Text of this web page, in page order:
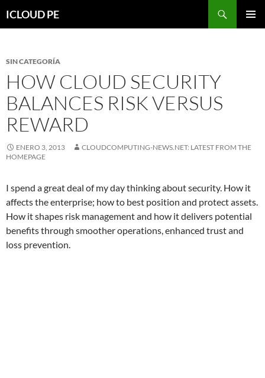
hacia
ICLOUD PE
SIN CATEGORÍA
HOW CLOUD SECURITY
BALANCES RISK VERSUS
REWARD
ENERO 3, 2013
CLOUDCOMPUTING-NEWS.NET: LATEST FROM THE
HOMEPAGE
I spend a great deal of my day thinking about security. How it
affects the enterprise; how to best position and protect assets.
How it shapes risk management and how it delivers potential
benefits through smoother operations, enhanced trust and
loss prevention.